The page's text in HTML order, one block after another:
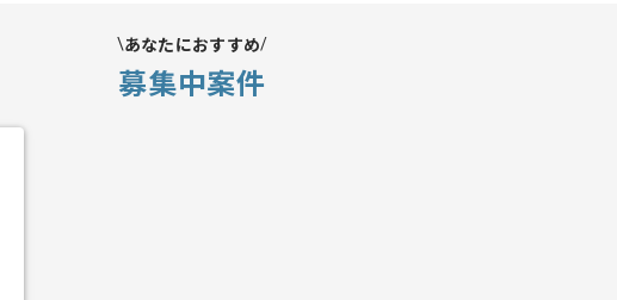
あなたにおすすめ
募集中案件